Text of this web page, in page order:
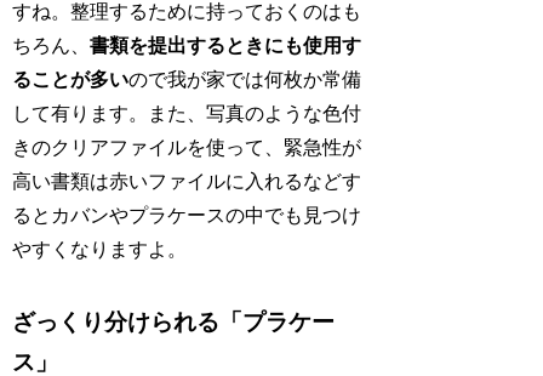
すね。整理するために持っておくのはも
ちろん、書類を提出するときにも使用す
ることが多いので我が家では何枚か常備
して有ります。また、写真のような色付
きのクリアファイルを使って、緊急性が
高い書類は赤いファイルに入れるなどす
るとカバンやプラケースの中でも見つけ
やすくなりますよ。
ざっくり分けられる「プラケー
ス」